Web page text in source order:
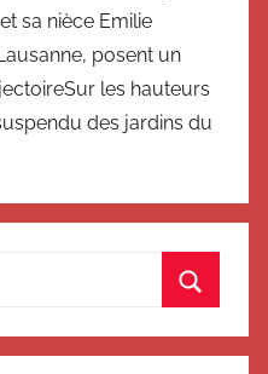
sa nièce Emilie
posent un
les hauteurs
des jardins du